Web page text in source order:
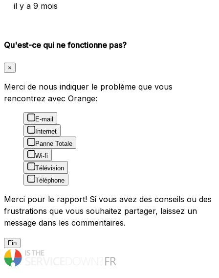
il y a 9 mois
Qu'est-ce qui ne fonctionne pas?
×
Merci de nous indiquer le problème que vous
rencontrez avec Orange:
E-mail
Internet
Panne Totale
Wi-fi
Télévision
Téléphone
Merci pour le rapport! Si vous avez des conseils ou des
frustrations que vous souhaitez partager, laissez un
message dans les commentaires.
Fin